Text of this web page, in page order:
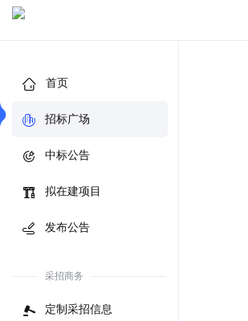
首页
招标广场
中标公告
拟在建项目
发布公告
采招商务
定制采招信息